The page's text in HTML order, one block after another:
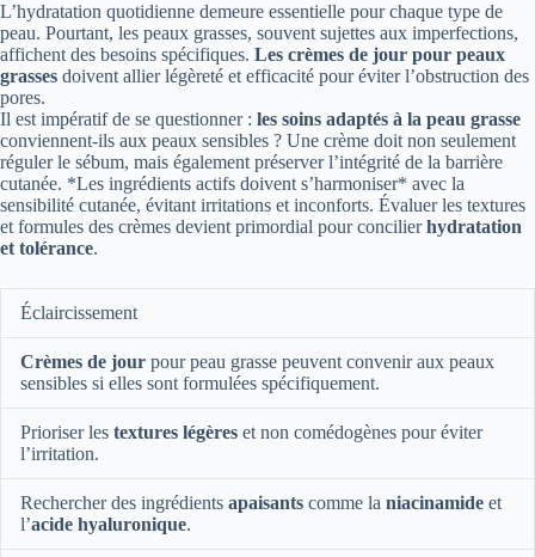
L’hydratation quotidienne demeure essentielle pour chaque type de
peau. Pourtant, les peaux grasses, souvent sujettes aux imperfections,
affichent des besoins spécifiques. Les crèmes de jour pour peaux
grasses doivent allier légèreté et efficacité pour éviter l’obstruction des
pores.
Il est impératif de se questionner : les soins adaptés à la peau grasse
conviennent-ils aux peaux sensibles ? Une crème doit non seulement
réguler le sébum, mais également préserver l’intégrité de la barrière
cutanée. *Les ingrédients actifs doivent s’harmoniser* avec la
sensibilité cutanée, évitant irritations et inconforts. Évaluer les textures
et formules des crèmes devient primordial pour concilierhydratation
et tolérance.
Éclaircissement
Crèmes de jour pour peau grasse peuvent convenir aux peaux
sensibles si elles sont formulées spécifiquement.
Prioriser les textures légères et non comédogènes pour éviter
l’irritation.
Rechercher des ingrédients apaisants comme la niacinamide et
l’acide hyaluronique.